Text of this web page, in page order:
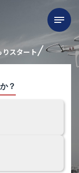
りスタート
？